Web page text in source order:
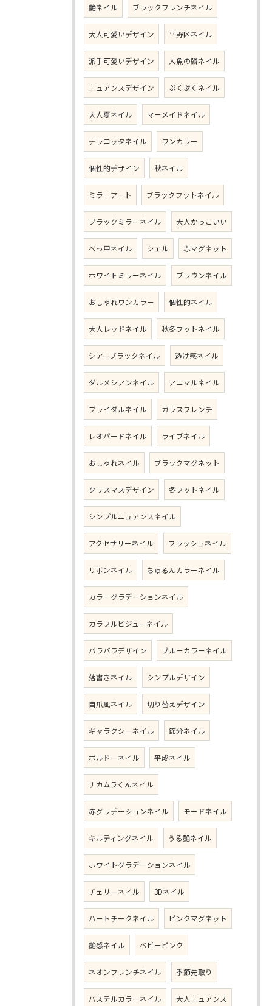
艶ネイル ブラックフレンチネイル
大人可愛いデザイン 平野区ネイル
派手可愛いデザイン 人魚の鱗ネイル
ニュアンスデザイン ぷくぷくネイル
大人夏ネイル マーメイドネイル
テラコッタネイル ワンカラー
個性的デザイン 秋ネイル
ミラーアート ブラックフットネイル
ブラックミラーネイル 大人かっこいい
べっ甲ネイル シェル 赤マグネット
ホワイトミラーネイル ブラウンネイル
おしゃれワンカラー 個性的ネイル
大人レッドネイル 秋冬フットネイル
シアーブラックネイル 透け感ネイル
ダルメシアンネイル アニマルネイル
ブライダルネイル ガラスフレンチ
レオパードネイル ライブネイル
おしゃれネイル ブラックマグネット
クリスマスデザイン 冬フットネイル
シンプルニュアンスネイル
アクセサリーネイル フラッシュネイル
リボンネイル ちゅるんカラーネイル
カラーグラデーションネイル
カラフルビジューネイル
バラバラデザイン ブルーカラーネイル
落書きネイル シンプルデザイン
自爪風ネイル 切り替えデザイン
ギャラクシーネイル 節分ネイル
ボルドーネイル 平成ネイル
ナカムラくんネイル
赤グラデーションネイル モードネイル
キルティングネイル うる艶ネイル
ホワイトグラデーションネイル
チェリーネイル 3Dネイル
ハートチークネイル ピンクマグネット
艶感ネイル ベビーピンク
ネオンフレンチネイル 季節先取り
パステルカラーネイル 大人ニュアンス